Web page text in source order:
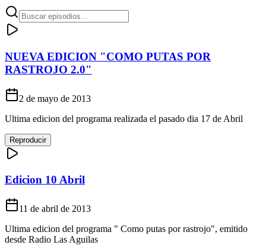
NUEVA EDICION "COMO PUTAS POR
RASTROJO 2.0"
2 de mayo de 2013
Ultima edicion del programa realizada el pasado dia 17 de Abril
Reproducir
Edicion 10 Abril
11 de abril de 2013
Ultima edicion del programa " Como putas por rastrojo", emitido
desde Radio Las Aguilas